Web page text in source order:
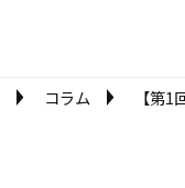
コラム 【第